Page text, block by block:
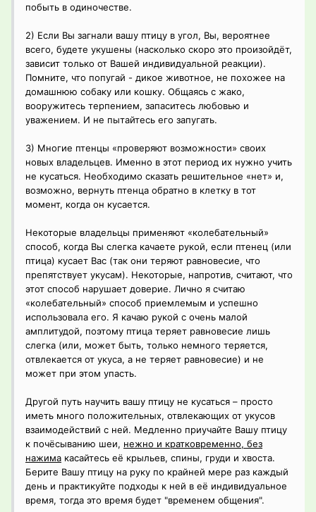
побыть в одиночестве.
2) Если Вы загнали вашу птицу в угол, Вы, вероятнее
всего, будете укушены (насколько скоро это произойдёт,
зависит только от Вашей индивидуальной реакции).
Помните, что попугай - дикое животное, не похожее на
домашнюю собаку или кошку. Общаясь с жако,
вооружитесь терпением, запаситесь любовью и
уважением. И не пытайтесь его запугать.
3) Многие птенцы «проверяют возможности» своих
новых владельцев. Именно в этот период их нужно учить
не кусаться. Необходимо сказать решительное «нет» и,
возможно, вернуть птенца обратно в клетку в тот
момент, когда он кусается.
Некоторые владельцы применяют «колебательный»
способ, когда Вы слегка качаете рукой, если птенец (или
птица) кусает Вас (так они теряют равновесие, что
препятствует укусам). Некоторые, напротив, считают, что
этот способ нарушает доверие. Лично я считаю
«колебательный» способ приемлемым и успешно
использовала его. Я качаю рукой с очень малой
амплитудой, поэтому птица теряет равновесие лишь
слегка (или, может быть, только немного теряется,
отвлекается от укуса, а не теряет равновесие) и не
может при этом упасть.
Другой путь научить вашу птицу не кусаться – просто
иметь много положительных, отвлекающих от укусов
взаимодействий с ней. Медленно приучайте Вашу птицу
к почёсыванию шеи, нежно и кратковременно, без
нажима касайтесь её крыльев, спины, груди и хвоста.
Берите Вашу птицу на руку по крайней мере раз каждый
день и практикуйте подходы к ней в её индивидуальное
время, тогда это время будет "временем общения".